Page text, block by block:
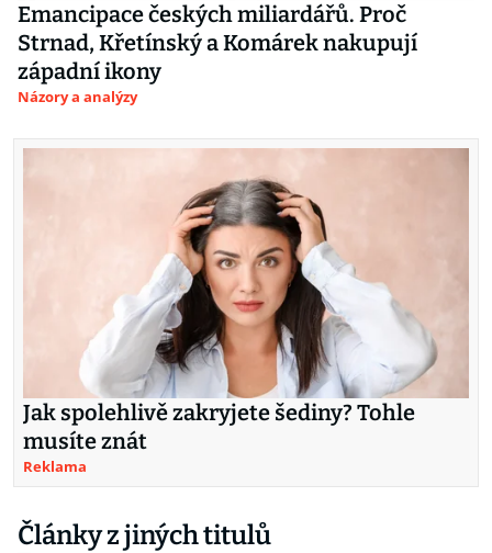
Emancipace českých miliardářů. Proč
Strnad, Křetínský a Komárek nakupují
západní ikony
Názory a analýzy
Jak spolehlivě zakryjete šediny? Tohle
musíte znát
Reklama
Články z jiných titulů